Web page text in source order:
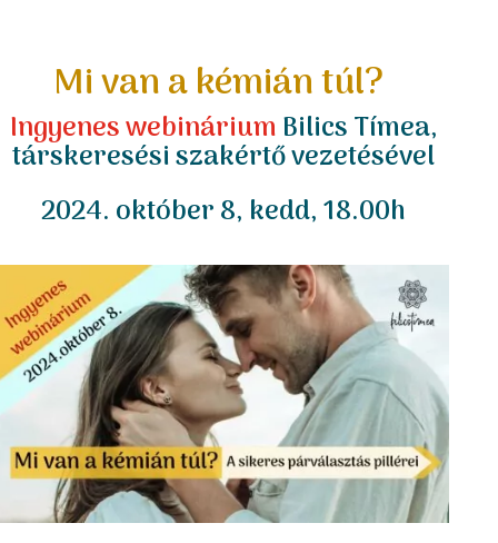
Mi van a kémián túl?
Ingyenes webináriumBilics Tímea,
társkeresési szakértő vezetésével
2024. október 8, kedd, 18.00h